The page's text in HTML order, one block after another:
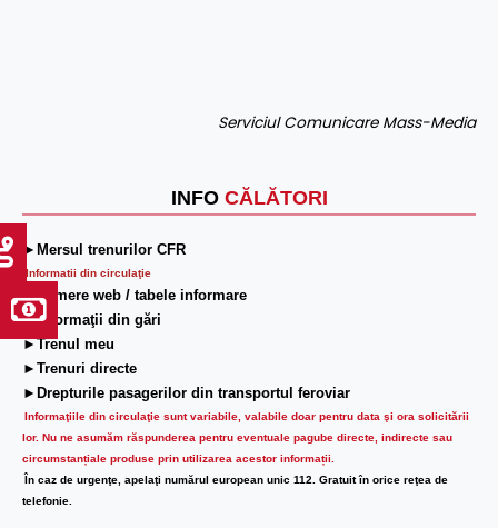
INFO CĂLĂTORI
►Mersul trenurilor CFR
Informatii din circulaţie
►Camere web / tabele informare
►Informaţii din gări
►Trenul meu
►Trenuri directe
►Drepturile pasagerilor din transportul feroviar
Informaţiile din circulaţie sunt variabile, valabile doar pentru data şi ora solicitării
lor. Nu ne asumăm răspunderea pentru eventuale pagube directe, indirecte sau
circumstanțiale produse prin utilizarea acestor informații.
În caz de urgenţe, apelaţi numărul european unic 112. Gratuit în orice reţea de
telefonie.
Serviciul Comunicare Mass-Media